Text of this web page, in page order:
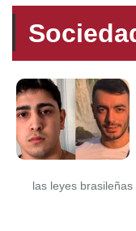
las leyes